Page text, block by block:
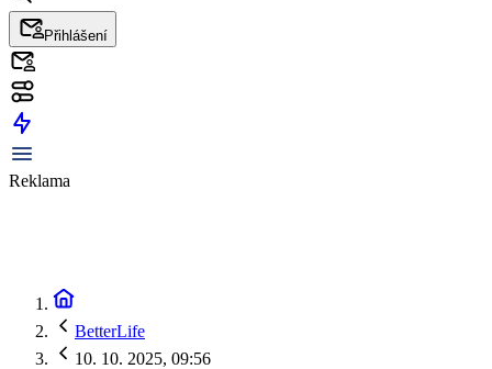
Přihlášení
Reklama
BetterLife
10. 10. 2025, 09:56